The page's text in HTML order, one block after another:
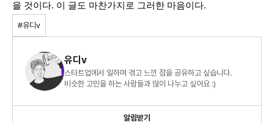
을 것이다. 이 글도 마찬가지로 그러한 마음이다.
#유디v
유디v
스타트업에서 일하며 겪고 느낀 점을 공유하고 싶습니다.
비슷한 고민을 하는 사람들과 많이 나누고 싶어요 :)
알림받기